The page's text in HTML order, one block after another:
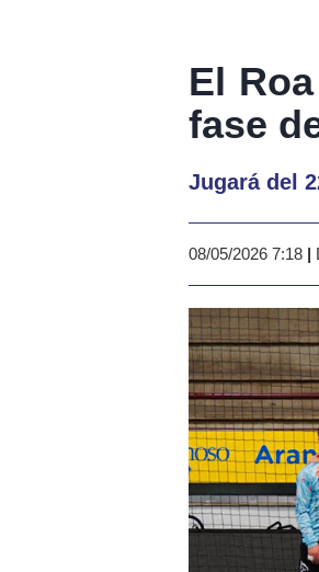
El
fase
Jugará del
08/05/2026 7:18 |